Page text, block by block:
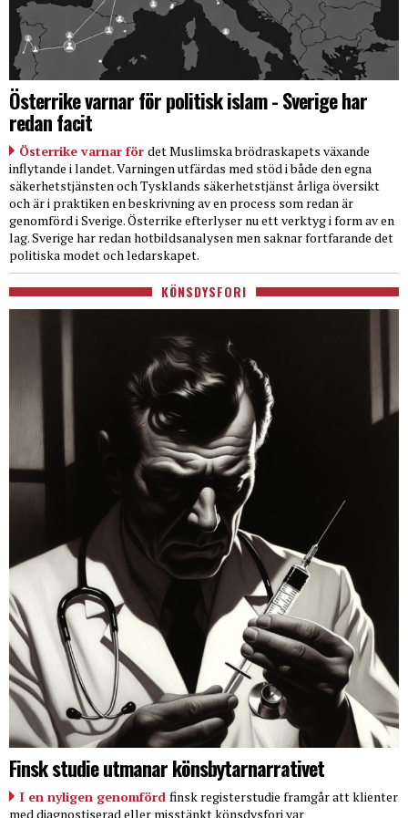
Österrike varnar för politisk islam - Sverige har
redan facit
Österrike varnar för det Muslimska brödraskapets växande
inflytande i landet. Varningen utfärdas med stöd i både den egna
säkerhetstjänsten och Tysklands säkerhetstjänst årliga översikt
och är i praktiken en beskrivning av en process som redan är
genomförd i Sverige. Österrike efterlyser nu ett verktyg i form av en
lag. Sverige har redan hotbildsanalysen men saknar fortfarande det
politiska modet och ledarskapet.
KÖNSDYSFORI
Finsk studie utmanar könsbytarnarrativet
I en nyligen genomförd finsk registerstudie framgår att klienter
med diagnostiserad eller misstänkt könsdysfori var